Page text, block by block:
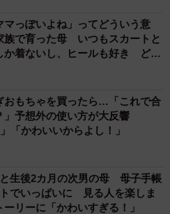
マっぽいよね」ってどういう意
で育った母 いつもスカートと
か着ないし、ヒールも好き どの
おもちゃを買ったら…「これで合
」予想外の使い方が大反響
「かわいいからよし！」
生後2カ月の次男の母 母子手帳
でいっぱいに 見る人を楽しま
リーに「かわいすぎる！」